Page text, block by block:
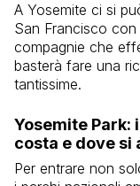
A Yosemite ci si
San Francisco
compagnie che
basterà fare una
tantissime.
Yosemite Park:
costa e dove si
Per entrare non